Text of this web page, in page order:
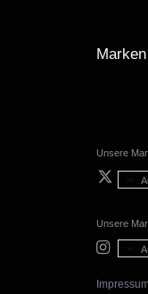
Marken
Unsere
Unsere